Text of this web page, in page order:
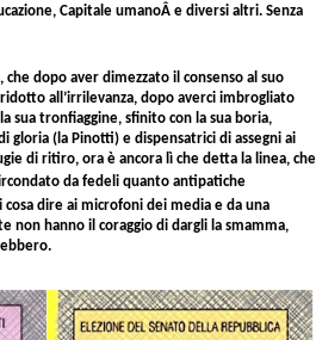
Capitale umanoÂ e diversi altri. Senza
che dopo aver dimezzato il consenso al suo
all’irrilevanza, dopo averci imbrogliato
sua tronfiaggine, sfinito con la sua boria,
gloria (la Pinotti) e dispensatrici di assegni ai
di ritiro, ora è ancora lì che detta la linea, che
da fedeli quanto antipatiche
dire ai microfoni dei media e da una
non hanno il coraggio di dargli la smamma,